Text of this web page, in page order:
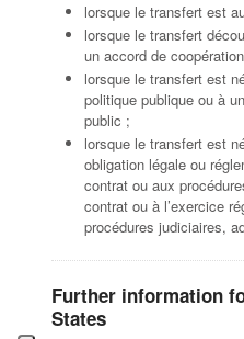
lorsque le transfert est
lorsque le transfert
un accord de
lorsque le transfert est
politique publique ou à
public ;
lorsque le transfert est
obligation légale ou
contrat ou aux
contrat ou à l’exercice
procédures judiciaires,
Further information
States